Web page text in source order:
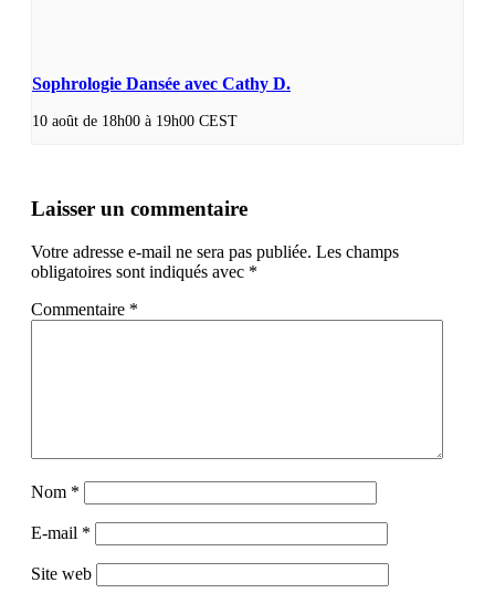
Sophrologie Dansée avec Cathy D.
10 août de 18h00 à 19h00 CEST
Laisser un commentaire
Votre adresse e-mail ne sera pas publiée. Les champs
obligatoires sont indiqués avec *
Commentaire *
Nom *
E-mail *
Site web